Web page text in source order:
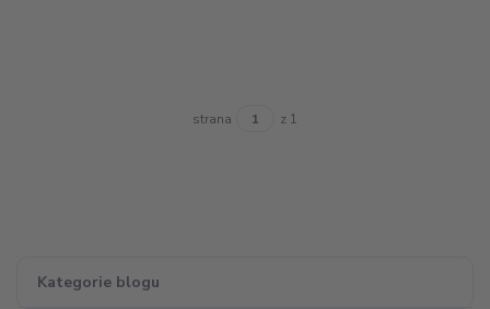
Kategorie blogu
strana z 1